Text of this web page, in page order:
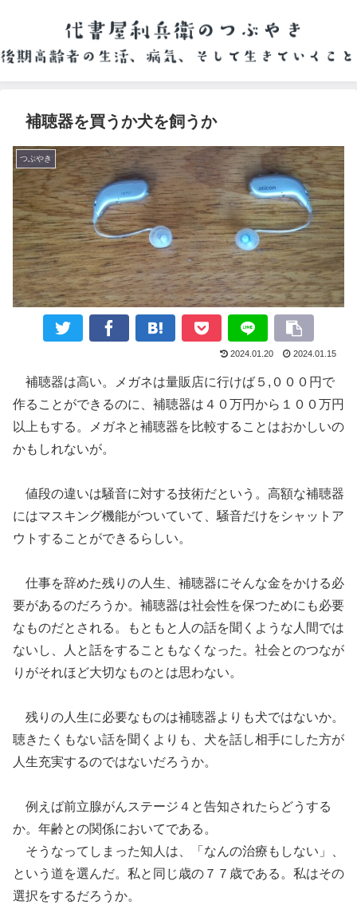
補聴器を買うか犬を飼うか
つぶやき
2024.01.20 2024.01.15
補聴器は高い。メガネは量販店に行けば ５ , ０００円で
作ることができるのに
補聴器は４０万円から１００万円
以上もする。メガネと補聴器を比較することはおかしいの
かもしれないが。
値段の違いは騒音に対する技術だという。 高額な補聴器
にはマスキング機能がついていて、騒音だけをシャットア
ウト することができるらしい。
仕事を辞めた残りの人生、補聴器にそんな金をかける必
要があるのだろうか。 補聴器は社会性を保つためにも必要
なものだとされる。
もともと人の話を聞くような人間では
ない し、人 と話をすることもなくなった。 社会とのつなが
りがそれほど大切なものとは思わない。
残りの人生に必要なものは補聴器よりも犬ではないか。
聴きたくもない話を聞くよりも、犬を話し相手にした方が
人生充実するのではないだろうか。
例えば前立腺がんステージ４と告知されたらどうする
か。年齢との関係においてである。
そうなってしま った知人は 「 なんの治療もしない 」
という道を選んだ。私と同じ歳の ７７歳である。 私はその
選択をするだろうか。